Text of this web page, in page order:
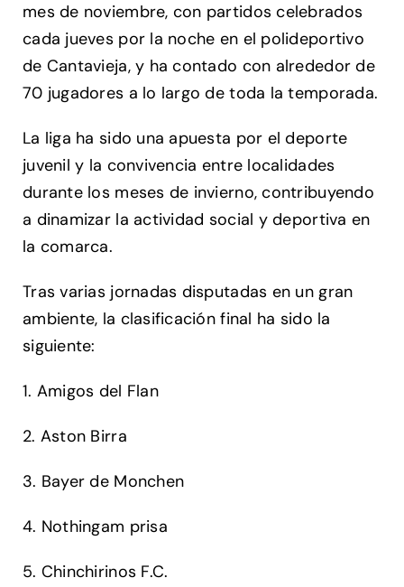
mes de noviembre, con partidos celebrados
cada jueves por la noche en el polideportivo
de Cantavieja, y ha contado con alrededor de
70 jugadores a lo largo de toda la temporada.
La liga ha sido una apuesta por el deporte
juvenil y la convivencia entre localidades
durante los meses de invierno, contribuyendo
a dinamizar la actividad social y deportiva en
la comarca.
Tras varias jornadas disputadas en un gran
ambiente, la clasificación final ha sido la
siguiente:
1. Amigos del Flan
2. Aston Birra
3. Bayer de Monchen
4. Nothingam prisa
5. Chinchirinos F.C.